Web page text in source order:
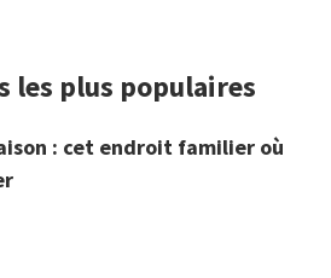
les plus populaires
: cet endroit familier où